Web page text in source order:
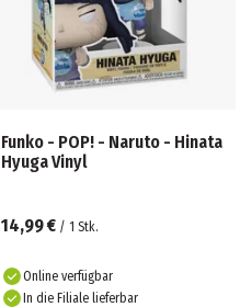
Funko - POP! - Naruto - Hinata
Hyuga Vinyl
14,99 € / 1 Stk.
Online verfügbar
In die Filiale lieferbar